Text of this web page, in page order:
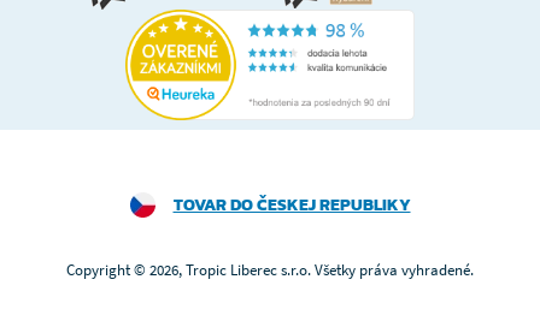
TOVAR DO ČESKEJ REPUBLIKY
Copyright © 2026, Tropic Liberec s.r.o. Všetky práva vyhradené.